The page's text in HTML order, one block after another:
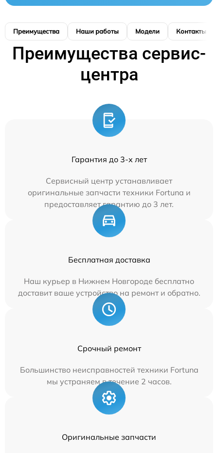
Преимущества Наши работы Модели Контакты
Преимущества сервис-
центра
Гарантия до 3-х лет
Сервисный центр устанавливает
оригинальные запчасти техники Fortuna и
предоставляет гарантию до 3 лет.
Бесплатная доставка
Наш курьер в Нижнем Новгороде бесплатно
доставит ваше устройство на ремонт и обратно.
Срочный ремонт
Большинство неисправностей техники Fortuna
мы устраняем в течение 2 часов.
Оригинальные запчасти